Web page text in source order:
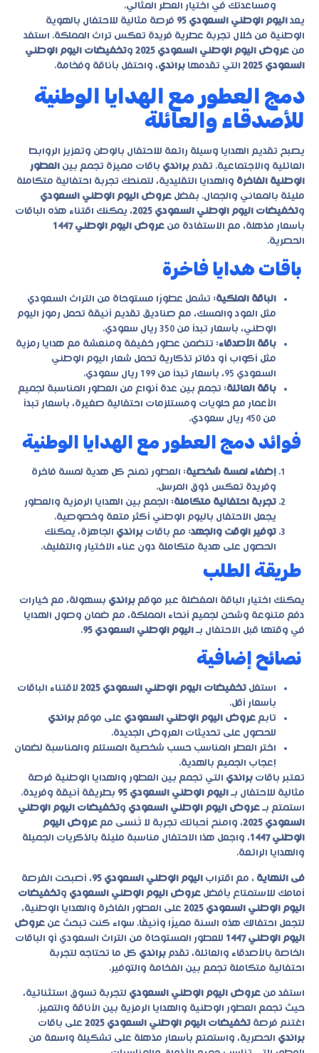
ومساعدتك في اختيار العطر المثالي.
يعد اليوم الوطني السعودي 95
فرصة مثالية للاحتفال بالهوية
الوطنية من خلال تجربة عطرية فريدة تعكس تراث المملكة. استفد
من عروض اليوم الوطني السعودي 2025 وتخفيضات اليوم الوطني
السعودي 2025
التي تقدمها براندي، واحتفل بأناقة وفخامة.
دمج العطور مع الهدايا الوطنية
للأصدقاء والعائلة
يصبح تقديم الهدايا وسيلة رائعة للاحتفال بالوطن وتعزيز الروابط
العائلية والاجتماعية. تقدم براندي باقات مميزة تجمع بين العطور
الوطنية الفاخرة والهدايا التقليدية، لتمنحك تجربة احتفالية متكاملة
مليئة بالمعاني والجمال. بفضل عروض اليوم الوطني السعودي
وتخفيضات اليوم الوطني السعودي 2025
، يمكنك اقتناء هذه الباقات
بأسعار مذهلة، مع الاستفادة من عروض اليوم الوطني 1447
الحصرية.
باقات هدايا فاخرة
الباقة الملكية: تشمل عطورًا مستوحاة من التراث السعودي
مثل العود والمسك، مع صناديق تقديم أنيقة تحمل رموز اليوم
الوطني، بأسعار تبدأ من 350 ريال سعودي.
باقة الأصدقاء: تتضمن عطور خفيفة ومنعشة مع هدايا رمزية
مثل أكواب أو دفاتر تذكارية تحمل شعار اليوم الوطني
السعودي 95، بأسعار تبدأ من 199 ريال سعودي.
باقة العائلة: تجمع بين عدة أنواع من العطور المناسبة لجميع
الأعمار مع حلويات ومستلزمات احتفالية صغيرة، بأسعار تبدأ
من 450 ريال سعودي.
فوائد دمج العطور مع الهدايا الوطنية
إضفاء لمسة شخصية: العطور تمنح كل هدية لمسة فاخرة
وفريدة تعكس ذوق المرسل.
تجربة احتفالية متكاملة: الجمع بين الهدايا الرمزية والعطور
يجعل الاحتفال باليوم الوطني أكثر متعة وخصوصية.
توفير الوقت والجهد: مع باقات براندي الجاهزة، يمكنك
الحصول على هدية متكاملة دون عناء الاختيار والتغليف.
طريقة الطلب
يمكنك اختيار الباقة المفضلة عبر موقع براندي بسهولة، مع خيارات
دفع متنوعة وشحن لجميع أنحاء المملكة، مع ضمان وصول الهدايا
في وقتها قبل الاحتفال بـ اليوم الوطني السعودي 95 .
نصائح إضافية
استغل تخفيضات اليوم الوطني السعودي 2025
لاقتناء الباقات
بأسعار أقل.
تابع عروض اليوم الوطني السعودي على موقع براندي
للحصول على تحديثات العروض الجديدة.
اختر العطر المناسب حسب شخصية المستلم والمناسبة لضمان
إعجاب الجميع بالهدية.
تعتبر باقات براندي التي تجمع بين العطور والهدايا الوطنية فرصة
مثالية للاحتفال بـ اليوم الوطني السعودي 95
بطريقة أنيقة وفريدة.
استمتع بـ عروض اليوم الوطني السعودي وتخفيضات اليوم الوطني
السعودي 2025
، وامنح أحبائك تجربة لا تُنسى مع عروض اليوم
الوطني 1447
، واجعل هذا الاحتفال مناسبة مليئة بالذكريات الجميلة
والهدايا الرائعة.
فى النهاية ، مع اقتراب اليوم الوطني السعودي 95
، أصبحت الفرصة
أمامك للاستمتاع بأفضل عروض اليوم الوطني السعودي وتخفيضات
اليوم الوطني السعودي 2025
على العطور الفاخرة والهدايا الوطنية،
لتجعل احتفالك هذه السنة مميزًا وأنيقًا. سواء كنت تبحث عن عروض
اليوم الوطني 1447
للعطور المستوحاة من التراث السعودي أو الباقات
الخاصة بالأصدقاء والعائلة، تقدم براندي كل ما تحتاجه لتجربة
احتفالية متكاملة تجمع بين الفخامة والتوفير.
استفد من عروض اليوم الوطني السعودي لتجربة تسوق استثنائية،
حيث تجمع العطور الوطنية والهدايا الرمزية بين الأناقة والتميز.
اغتنم فرصة تخفيضات اليوم الوطني السعودي 2025
على باقات
براندي الحصرية، واستمتع بأسعار مذهلة على تشكيلة واسعة من